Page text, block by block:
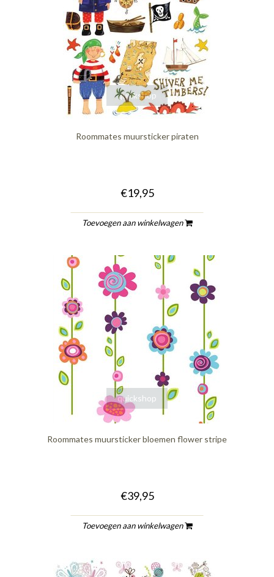
quickshop
Roommates muursticker piraten
€19,95
Toevoegen aan winkelwagen
quickshop
Roommates muursticker bloemen flower stripe
€39,95
Toevoegen aan winkelwagen